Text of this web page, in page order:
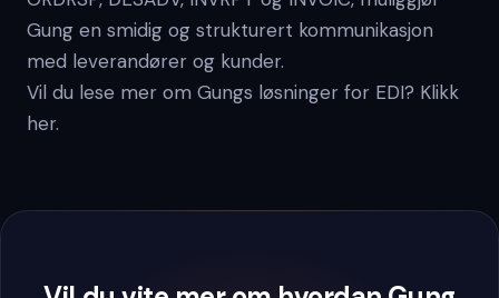
Gung en smidig og strukturert kommunikasjon
med leverandører og kunder.
Vil du lese mer om Gungs løsninger for EDI? Klikk
her.